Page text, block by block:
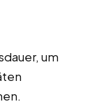
um